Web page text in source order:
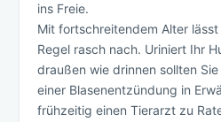
ins Freie.
Mit fortschreitendem Alter
Regel rasch nach. Uriniert Ihr
draußen wie drinnen sollten
einer Blasenentzündung in
frühzeitig einen Tierarzt zu